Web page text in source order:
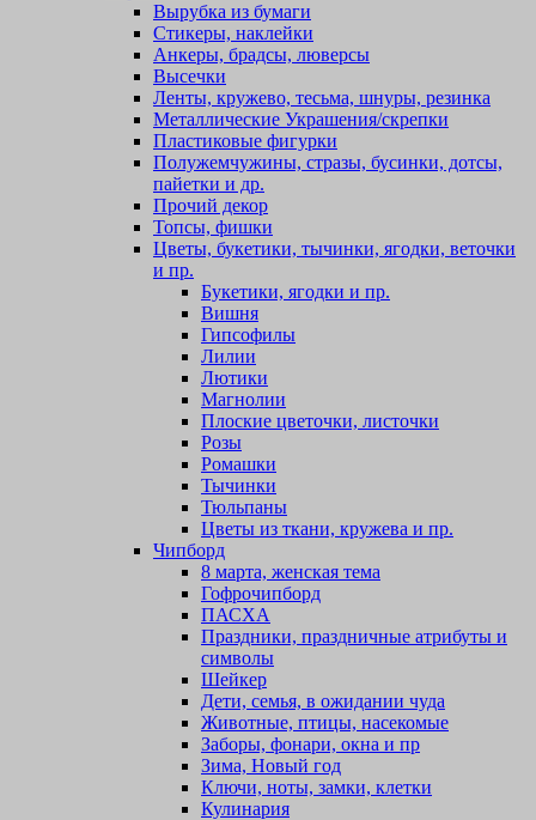
Вырубка из бумаги
Стикеры, наклейки
Анкеры, брадсы, люверсы
Высечки
Ленты, кружево, тесьма, шнуры, резинка
Металлические Украшения/скрепки
Пластиковые фигурки
Полужемчужины, стразы, бусинки, дотсы,
пайетки и др.
Прочий декор
Топсы, фишки
Цветы, букетики, тычинки, ягодки, веточки
и пр.
Букетики, ягодки и пр.
Вишня
Гипсофилы
Лилии
Лютики
Магнолии
Плоские цветочки, листочки
Розы
Ромашки
Тычинки
Тюльпаны
Цветы из ткани, кружева и пр.
Чипборд
8 марта, женская тема
Гофрочипборд
ПАСХА
Праздники, праздничные атрибуты и
символы
Шейкер
Дети, семья, в ожидании чуда
Животные, птицы, насекомые
Заборы, фонари, окна и пр
Зима, Новый год
Ключи, ноты, замки, клетки
Кулинария